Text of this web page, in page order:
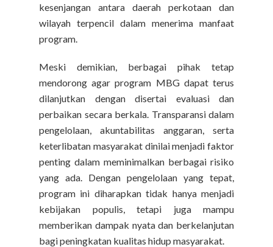
kesenjangan antara daerah perkotaan dan
wilayah terpencil dalam menerima manfaat
program.
Meski demikian, berbagai pihak tetap
mendorong agar program MBG dapat terus
dilanjutkan dengan disertai evaluasi dan
perbaikan secara berkala. Transparansi dalam
pengelolaan, akuntabilitas anggaran, serta
keterlibatan masyarakat dinilai menjadi faktor
penting dalam meminimalkan berbagai risiko
yang ada. Dengan pengelolaan yang tepat,
program ini diharapkan tidak hanya menjadi
kebijakan populis, tetapi juga mampu
memberikan dampak nyata dan berkelanjutan
bagi peningkatan kualitas hidup masyarakat.